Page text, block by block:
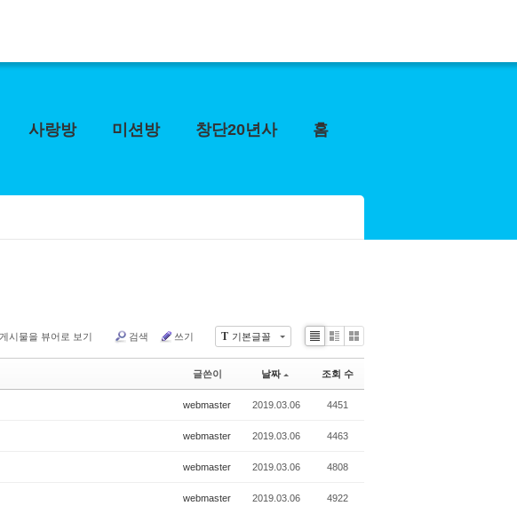
사랑방 미션방 창단20년사 홈
T 기본글꼴
게시물을 뷰어로 보기 검색 쓰기
Li
Zi
e
G
le
글쓴이 날짜 조회 수
webmaster 2019.03.06 4451
webmaster 2019.03.06 4463
webmaster 2019.03.06 4808
webmaster 2019.03.06 4922